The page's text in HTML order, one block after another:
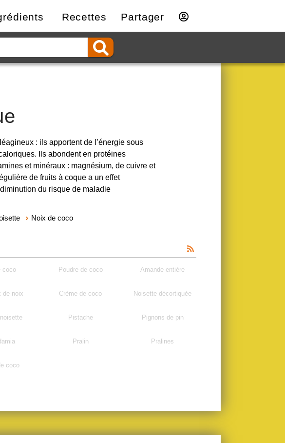
Recettes Partager
: ils apportent de l’énergie sous
Ils abondent en protéines
et minéraux : magnésium, de cuivre et
de fruits à coque a un effet
du risque de maladie
Noix de coco
coco Poudre de coco Amande entière
de noix Crème de coco Noisette décortiquée
Pistache Pignons de pin
Pralin Pralines
coco